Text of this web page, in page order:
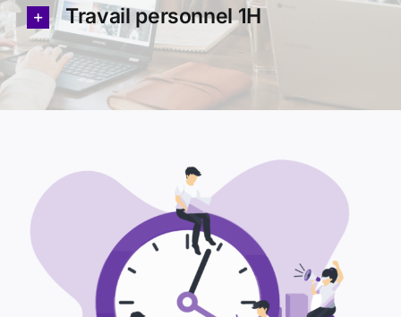
Travail personnel 1H